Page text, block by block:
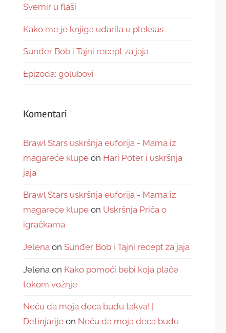
Svemir u flaši
Kako me je knjiga udarila u pleksus
Sunđer Bob i Tajni recept za jaja
Epizoda: golubovi
Komentari
Brawl Stars uskršnja euforija - Mama iz
magareće klupe on Hari Poter i uskršnja
jaja
Brawl Stars uskršnja euforija - Mama iz
magareće klupe on Uskršnja Priča o
igračkama
Jelena on Sunđer Bob i Tajni recept za jaja
Jelena on Kako pomoći bebi koja plače
tokom vožnje
Neću da moja deca budu takva! |
Detinjarije on Neću da moja deca budu